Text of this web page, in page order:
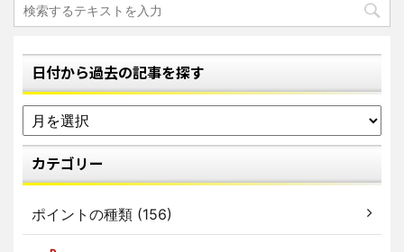
日付から過去の記事を探す
カテゴリー
ポイントの種類 (156)